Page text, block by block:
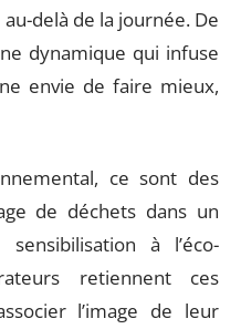
delà de la journée. De
dynamique qui infuse
envie de faire mieux,
ce sont des
de déchets dans un
sensibilisation à l’éco-
retiennent ces
l’image de leur